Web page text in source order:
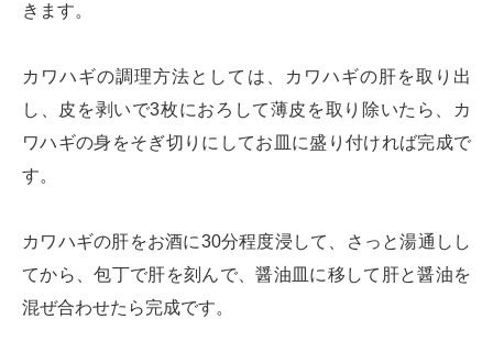
きます。
カワハギの調理方法としては、カワハギの肝を取り出
し、皮を剥いで3枚におろして薄皮を取り除いたら、カ
ワハギの身をそぎ切りにしてお皿に盛り付ければ完成で
す。
カワハギの肝をお酒に30分程度浸して、さっと湯通しし
てから、包丁で肝を刻んで、醤油皿に移して肝と醤油を
混ぜ合わせたら完成です。